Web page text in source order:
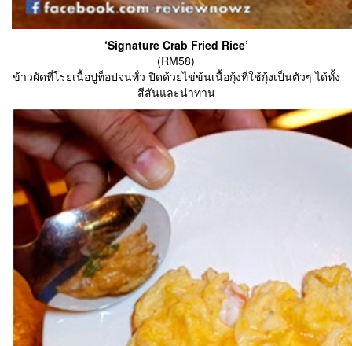
‘Signature Crab Fried Rice’
(RM58)
ข้าวผัดที่โรยเนื้อปูท็อปจนทั่ว ปิดด้วยไข่ข้นเนื้อกุ้งที่ใช้กุ้งเป็นตัวๆ ได้ทั้ง
สีสันและน่าทาน